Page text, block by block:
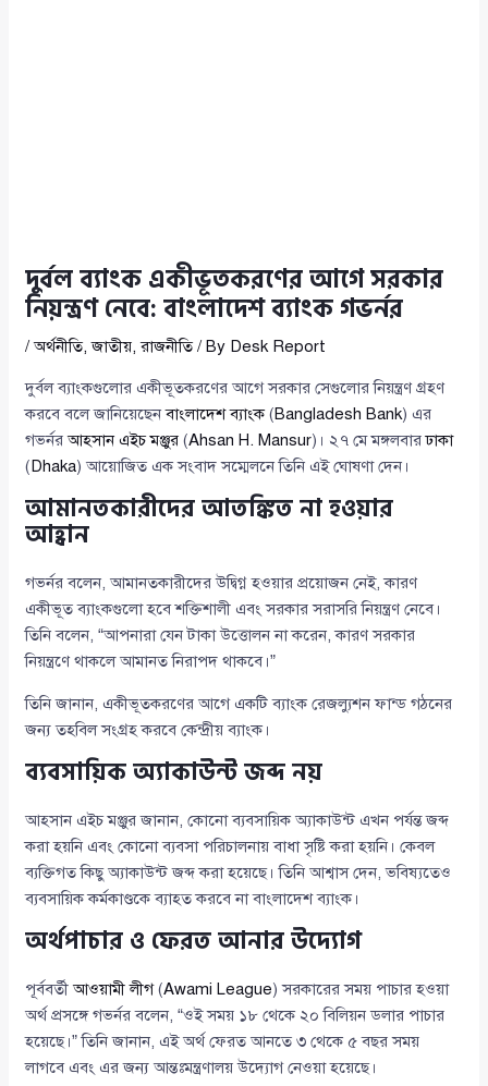
দুর্বল ব্যাংক একীভূতকরণের আগে সরকার
নিয়ন্ত্রণ নেবে: বাংলাদেশ ব্যাংক গভর্নর
/অর্থনীতি,জাতীয়,রাজনীতি/ By Desk Report
দুর্বল ব্যাংকগুলোর একীভূতকরণের আগে সরকার সেগুলোর নিয়ন্ত্রণ গ্রহণ
করবে বলে জানিয়েছেনবাংলাদেশ ব্যাংক(Bangladesh Bank) এর
গভর্নরআহসান এইচ মঞ্জুর (Ahsan H. Mansur)। ২৭ মে মঙ্গলবারঢাকা
(Dhaka) আয়োজিত এক সংবাদ সম্মেলনে তিনি এই ঘোষণা দেন।
আমানতকারীদের আতঙ্কিত না হওয়ার
আহ্বান
গভর্নর বলেন, আমানতকারীদের উদ্বিগ্ন হওয়ার প্রয়োজন নেই, কারণ
একীভূত ব্যাংকগুলো হবে শক্তিশালী এবং সরকার সরাসরি নিয়ন্ত্রণ নেবে।
তিনি বলেন, “আপনারা যেন টাকা উত্তোলন না করেন, কারণ সরকার
নিয়ন্ত্রণে থাকলে আমানত নিরাপদ থাকবে।”
তিনি জানান, একীভূতকরণের আগে একটি ব্যাংক রেজল্যুশন ফান্ড গঠনের
জন্য তহবিল সংগ্রহ করবে কেন্দ্রীয় ব্যাংক।
ব্যবসায়িক অ্যাকাউন্ট জব্দ নয়
আহসান এইচ মঞ্জুর জানান, কোনো ব্যবসায়িক অ্যাকাউন্ট এখন পর্যন্ত জব্দ
করা হয়নি এবং কোনো ব্যবসা পরিচালনায় বাধা সৃষ্টি করা হয়নি। কেবল
ব্যক্তিগত কিছু অ্যাকাউন্ট জব্দ করা হয়েছে। তিনি আশ্বাস দেন, ভবিষ্যতেও
ব্যবসায়িক কর্মকাণ্ডকে ব্যাহত করবে না বাংলাদেশ ব্যাংক।
অর্থপাচার ও ফেরত আনার উদ্যোগ
পূর্ববর্তীআওয়ামী লীগ(Awami League) সরকারের সময় পাচার হওয়া
অর্থ প্রসঙ্গে গভর্নর বলেন, “ওই সময় ১৮ থেকে ২০ বিলিয়ন ডলার পাচার
হয়েছে।” তিনি জানান, এই অর্থ ফেরত আনতে ৩ থেকে ৫ বছর সময়
লাগবে এবং এর জন্য আন্তঃমন্ত্রণালয় উদ্যোগ নেওয়া হয়েছে।